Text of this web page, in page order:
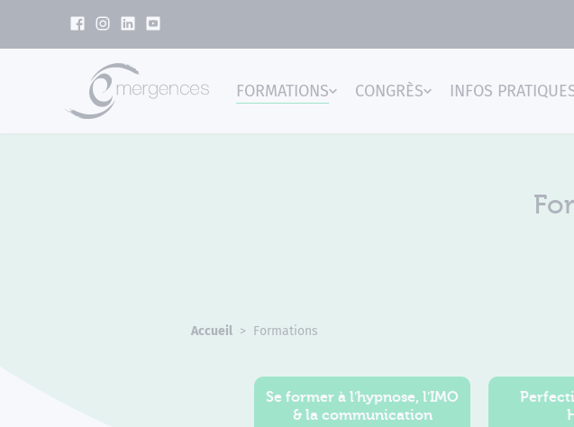
FORMATIONS CONGRÈS INFOS
Accueil Formations
Se former à l'hypnose, l'IMO
& la communication